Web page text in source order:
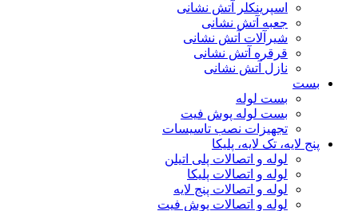
اسپرینکلر آتش نشانی
جعبه آتش نشانی
شیرآلات آتش نشانی
قرقره آتش نشانی
نازل آتش نشانی
بست
بست لوله
بست لوله پوش فیت
تجهیزات نصب تاسیسات
پنج لایه، تک لایه، پلیکا
لوله و اتصالات پلی اتیلن
لوله و اتصالات پلیکا
لوله و اتصالات پنج لایه
لوله و اتصالات پوش فیت